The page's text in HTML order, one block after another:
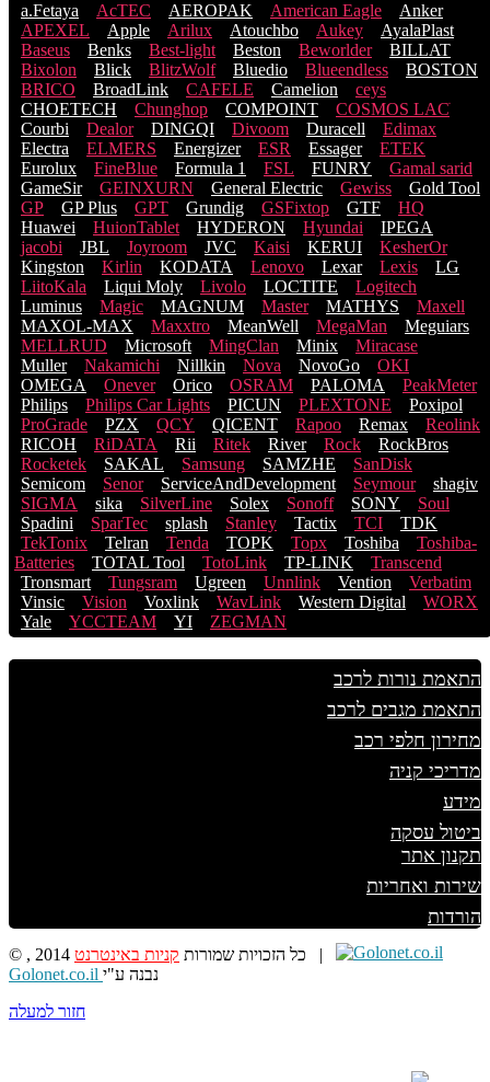
a.Fetaya AcTEC AEROPAK American Eagle
Anker
APEXEL
Apple Arilux Atouchbo Aukey
AyalaPlast
Baseus
Benks Best-light Beston Beworlder
BILLAT
Bixolon
Blick BlitzWolf Bluedio Blueendless
BOSTON
BRICO
BroadLink CAFELE Camelion
ceys
CHOETECH
Chunghop COMPOINT
COSMOS LACֹ
Courbi
Dealor DINGQI Divoom Duracell
Edimax
Electra
ELMERS Energizer ESR Essager
ETEK
Eurolux
FineBlue Formula 1 FSL FUNRY
Gamal sarid
GameSir
GEINXURN General Electric Gewiss
Gold Tool
GP
GP Plus GPT Grundig GSFixtop GTF
HQ
Huawei
HuionTablet HYDERON Hyundai
IPEGA
jacobi
JBL Joyroom JVC Kaisi KERUI
KesherOr
Kingston
Kirlin KODATA Lenovo Lexar Lexis
LG
LiitoKala
Liqui Moly Livolo LOCTITE
Logitech
Luminus
Magic MAGNUM Master MATHYS
Maxell
MAXOL-MAX
Maxxtro MeanWell MegaMan
Meguiars
MELLRUD
Microsoft MingClan Minix
Miracase
Muller
Nakamichi Nillkin Nova NovoGo
OKI
OMEGA
Onever Orico OSRAM PALOMA
PeakMeter
Philips
Philips Car Lights PICUN PLEXTONE
Poxipol
ProGrade
PZX QCY QICENT Rapoo Remax
Reolink
RICOH
RiDATA Rii Ritek River Rock
RockBros
Rocketek
SAKAL Samsung SAMZHE
SanDisk
Semicom
Senor ServiceAndDevelopment Seymour
shagiv
SIGMA
sika SilverLine Solex Sonoff SONY
Soul
Spadini
SparTec splash Stanley Tactix TCI
TDK
TekTonix
Telran Tenda TOPK Topx Toshiba
Toshiba-
Batteries
TOTAL Tool TotoLink TP-LINK
Transcend
Tronsmart
Tungsram Ugreen Unnlink Vention
Verbatim
Vinsic
Vision Voxlink WavLink Western Digital
WORX
Yale
YCCTEAM YI ZEGMAN
התאמת נורות לרכב
התאמת מגבים לרכב
מחירון חלפי רכב
מדריכי קניה
מידע
ביטול עסקה
תקנון אתר
שירות ואחריות
הורדות
© , 2014 כל הזכויות שמורות קניות באינטרנט
|
Golonet.co.il נבנה ע"י
חזור למעלה